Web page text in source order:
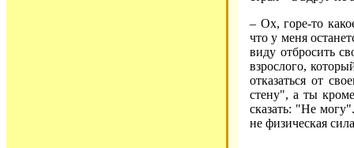
– Ох, горе-то
что у меня
виду отбросить
взрослого,
отказаться от
стену", а ты
сказать: "Не
не физическая